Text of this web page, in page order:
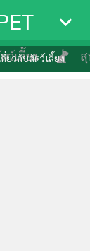
ว์เลี้ยง
ยวกับสัตว์เลี้ยง